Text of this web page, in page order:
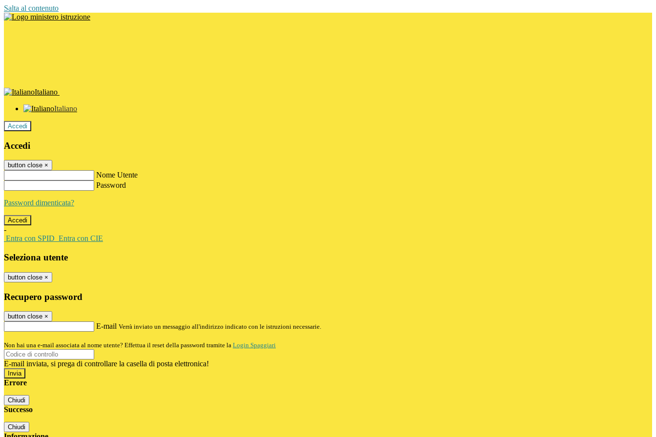
Salta al contenuto
Italiano
Italiano
Accedi
Accedi
button close ×
Nome Utente
Password
Password dimenticata?
-
Entra con SPID Entra con CIE
Seleziona utente
button close ×
Recupero password
button close ×
E-mail Verrà inviato un messaggio all'indirizzo indicato con le istruzioni necessarie.
Non hai una e-mail associata al nome utente? Effettua il reset della password tramite la Login Spaggiari
E-mail inviata, si prega di controllare la casella di posta elettronica!
Errore
Chiudi
Successo
Chiudi